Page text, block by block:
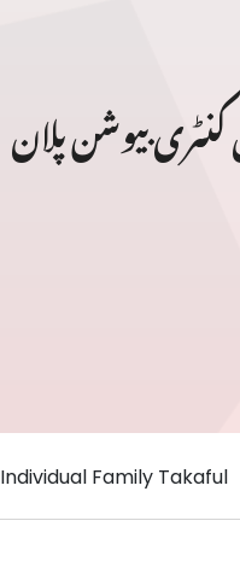
بیوشن پلان
Individual Family Takaful